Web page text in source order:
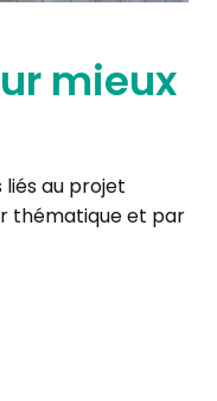
mieux
au projet
thématique et par